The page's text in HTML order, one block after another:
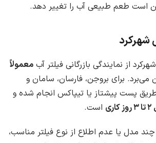
است طعم طبیعی آب را تغییر دهد.
شهرکرد
از نمایندگی بازرگانی فیلتر آب معمولاً
می‌برد. برای بروجن، فارسان، سامان و
طریق پست پیشتاز یا تیپاکس انجام شده و
است.
مدل یا عدم اطلاع از نوع فیلتر مناسب،